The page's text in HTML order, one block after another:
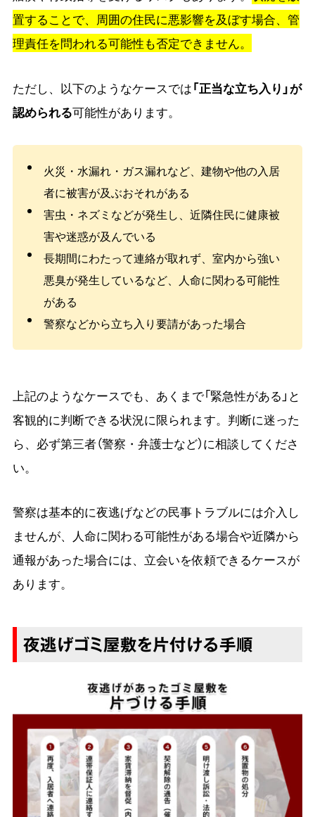
置することで、周囲の住民に悪影響を及ぼす場合、管
理責任を問われる可能性も否定できません。
ただし、以下のようなケースでは「正当な立ち入り」が
認められる可能性があります。
火災・水漏れ・ガス漏れなど、建物や他の入居
者に被害が及ぶおそれがある
害虫・ネズミなどが発生し、近隣住民に健康被
害や迷惑が及んでいる
長期間にわたって連絡が取れず、室内から強い
悪臭が発生しているなど、人命に関わる可能性
がある
警察などから立ち入り要請があった場合
上記のようなケースでも、あくまで「緊急性がある」と
客観的に判断できる状況に限られます。判断に迷った
ら、必ず第三者（警察・弁護士など）に相談してくださ
い。
警察は基本的に夜逃げなどの民事トラブルには介入し
ませんが、人命に関わる可能性がある場合や近隣から
通報があった場合には、立会いを依頼できるケースが
あります。
夜逃げゴミ屋敷を片付ける手順